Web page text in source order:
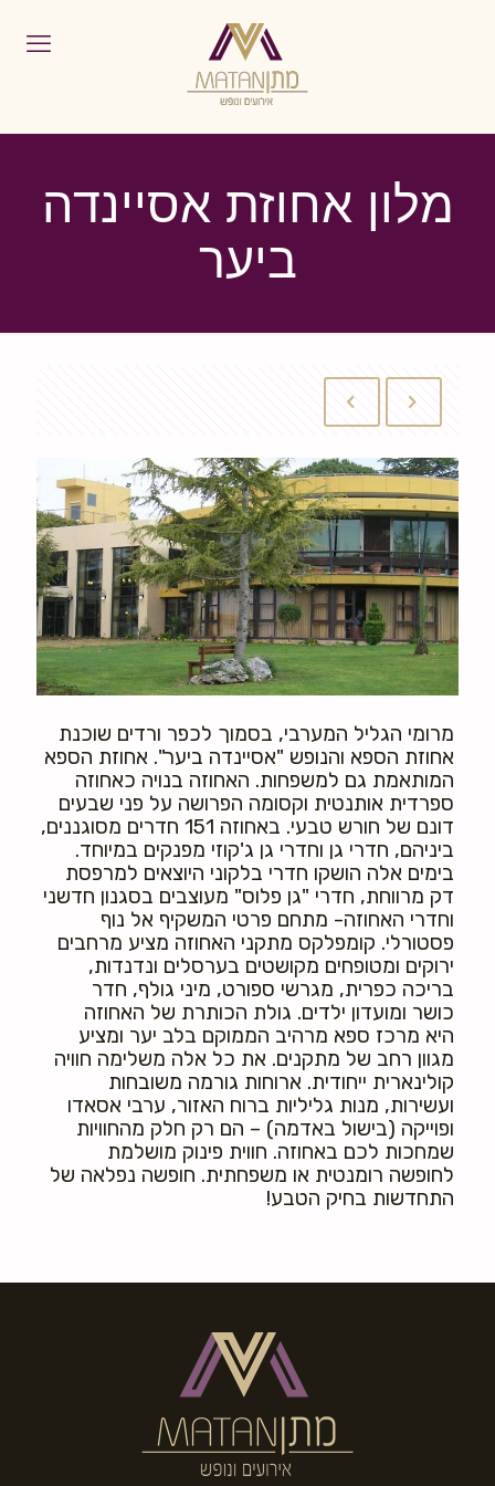
מלון אחוזת אסיינדה
ביער
מרומי הגליל המערבי, בסמוך לכפר ורדים שוכנת
אחוזת הספא והנופש "אסיינדה ביער". אחוזת הספא
המותאמת גם למשפחות. האחוזה בנויה כאחוזה
ספרדית אותנטית וקסומה הפרושה על פני שבעים
דונם של חורש טבעי. באחוזה 151 חדרים מסוגננים,
ביניהם, חדרי גן וחדרי גן ג'קוזי מפנקים במיוחד.
בימים אלה הושקו חדרי בלקוני היוצאים למרפסת
דק מרווחת, חדרי "גן פלוס" מעוצבים בסגנון חדשני
וחדרי האחוזה- מתחם פרטי המשקיף אל נוף
פסטורלי. קומפלקס מתקני האחוזה מציע מרחבים
ירוקים ומטופחים מקושטים בערסלים ונדנדות,
בריכה כפרית, מגרשי ספורט, מיני גולף, חדר
כושר ומועדון ילדים. גולת הכותרת של האחוזה
היא מרכז ספא מרהיב הממוקם בלב יער ומציע
מגוון רחב של מתקנים. את כל אלה משלימה חוויה
קולינארית ייחודית. ארוחות גורמה משובחות
ועשירות, מנות גליליות ברוח האזור, ערבי אסאדו
ופוייקה (בישול באדמה) – הם רק חלק מהחוויות
שמחכות לכם באחוזה. חווית פינוק מושלמת
לחופשה רומנטית או משפחתית. חופשה נפלאה של
התחדשות בחיק הטבע!